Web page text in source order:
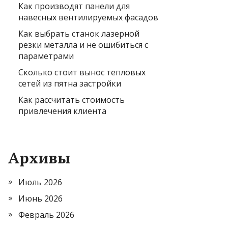
Как производят панели для
навесных вентилируемых фасадов
Как выбрать станок лазерной
резки металла и не ошибиться с
параметрами
Сколько стоит вынос тепловых
сетей из пятна застройки
Как рассчитать стоимость
привлечения клиента
Архивы
Июль 2026
Июнь 2026
Февраль 2026